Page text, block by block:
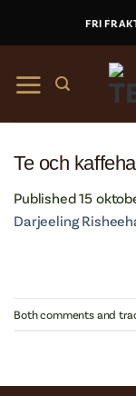
FRI
Te och
Published15
Darjeeling
Both comments and